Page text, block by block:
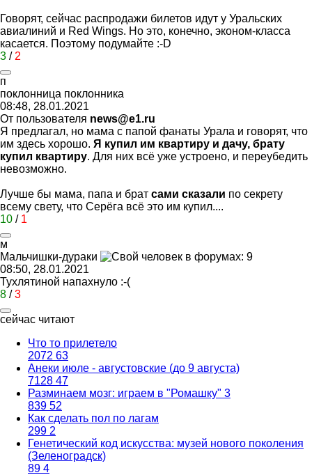
Говорят, сейчас распродажи билетов идут у Уральских
авиалиний и Red Wings. Но это, конечно, эконом-класса
касается. Поэтому подумайте :-D
3 / 2
п
поклонница поклонника
08:48, 28.01.2021
От пользователя news@e1.ru
Я предлагал, но мама с папой фанаты Урала и говорят, что
им здесь хорошо. Я купил им квартиру и дачу, брату
купил квартиру. Для них всё уже устроено, и переубедить
невозможно.
Лучше бы мама, папа и брат сами сказали по секрету
всему свету, что Серёга всё это им купил....
10 / 1
м
Мальчишки-дураки
08:50, 28.01.2021
Тухлятиной напахнуло :-(
8 /3
сейчас читают
Что то прилетело
2072 63
Анеки июле - августовские (до 9 августа)
7128 47
Разминаем мозг: играем в "Ромашку" 3
839 52
Как сделать пол по лагам
299 2
Генетический код искусства: музей нового поколения
(Зеленоградск)
89 4